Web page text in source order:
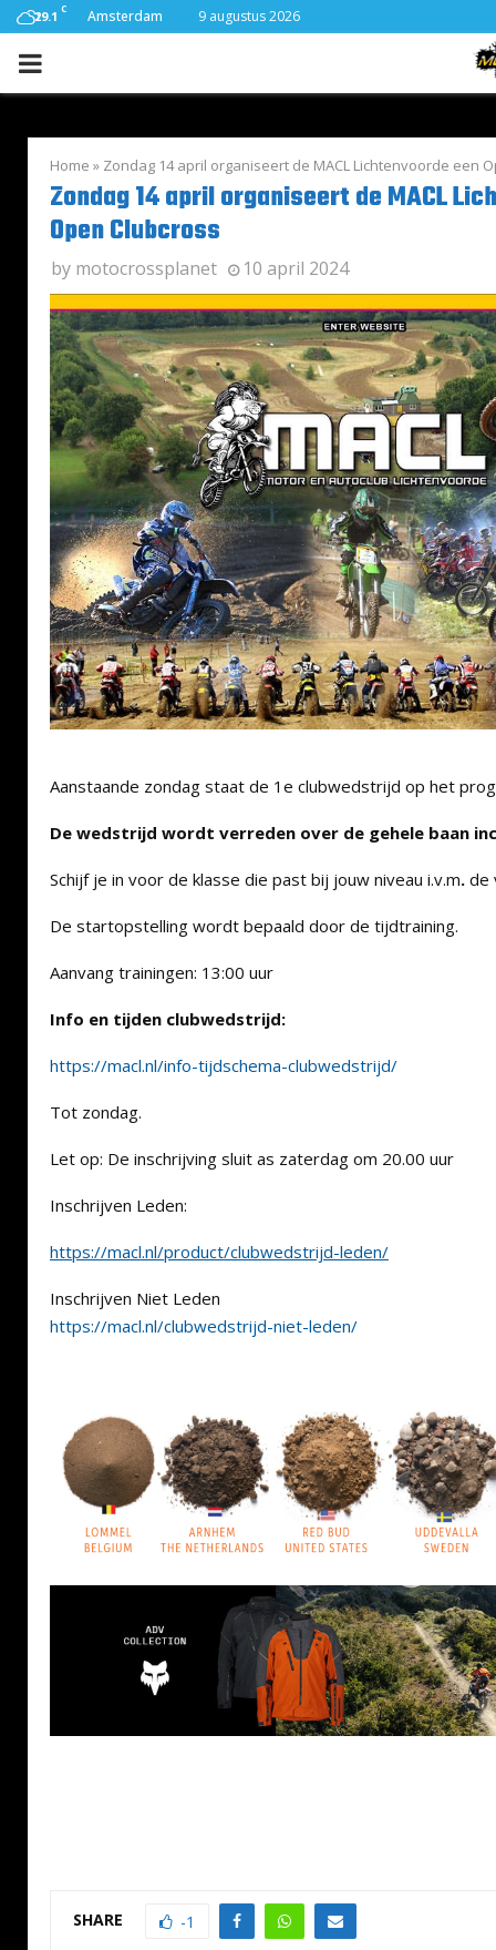
29.1 C Amsterdam 9 augustus 2026
PRIMARY
Home » Zondag 14 april organiseert de MACL Lichtenvoorde een
Zondag 14 april organiseert de MACL
Open Clubcross
by motocrossplanet 10 april 2024
Aanstaande zondag staat de 1e clubwedstrijd op het
De wedstrijd wordt verreden over de gehele baan
Schijf je in voor de klasse die past bij jouw niveau i.v.m. de
De startopstelling wordt bepaald door de tijdtraining.
Aanvang trainingen: 13:00 uur
Info en tijden clubwedstrijd:
https://macl.nl/info-tijdschema-clubwedstrijd/
Tot zondag.
Let op: De inschrijving sluit as zaterdag om 20.00 uur
Inschrijven Leden:
https://macl.nl/product/clubwedstrijd-leden/
Inschrijven Niet Leden
https://macl.nl/clubwedstrijd-niet-leden/
SHARE -1